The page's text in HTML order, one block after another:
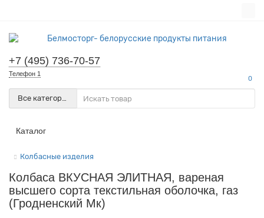
+7 (495) 736-70-57
Телефон 1
0
Все категории
Каталог
Колбасные изделия
Колбаса ВКУСНАЯ ЭЛИТНАЯ, вареная
высшего сорта текстильная оболочка, газ
(Гродненский Мк)